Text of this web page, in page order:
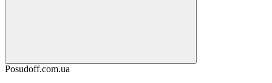
Posudoff.com.ua